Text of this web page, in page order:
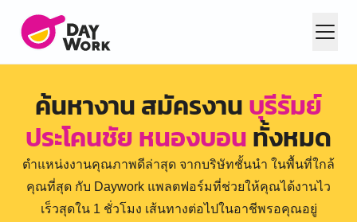
ค้นหางาน สมัครงานบุรีรัมย์
ประโคนชัย หนองบอนทั้งหมด
ตำแหน่งงานคุณภาพดีล่าสุด จากบริษัทชั้นนำ ในพื้นที่ใกล้
คุณที่สุด กับ Daywork แพลตฟอร์มที่ช่วยให้คุณได้งานไว
เร็วสุดใน 1 ชั่วโมง เส้นทางต่อไปในอาชีพรอคุณอยู่